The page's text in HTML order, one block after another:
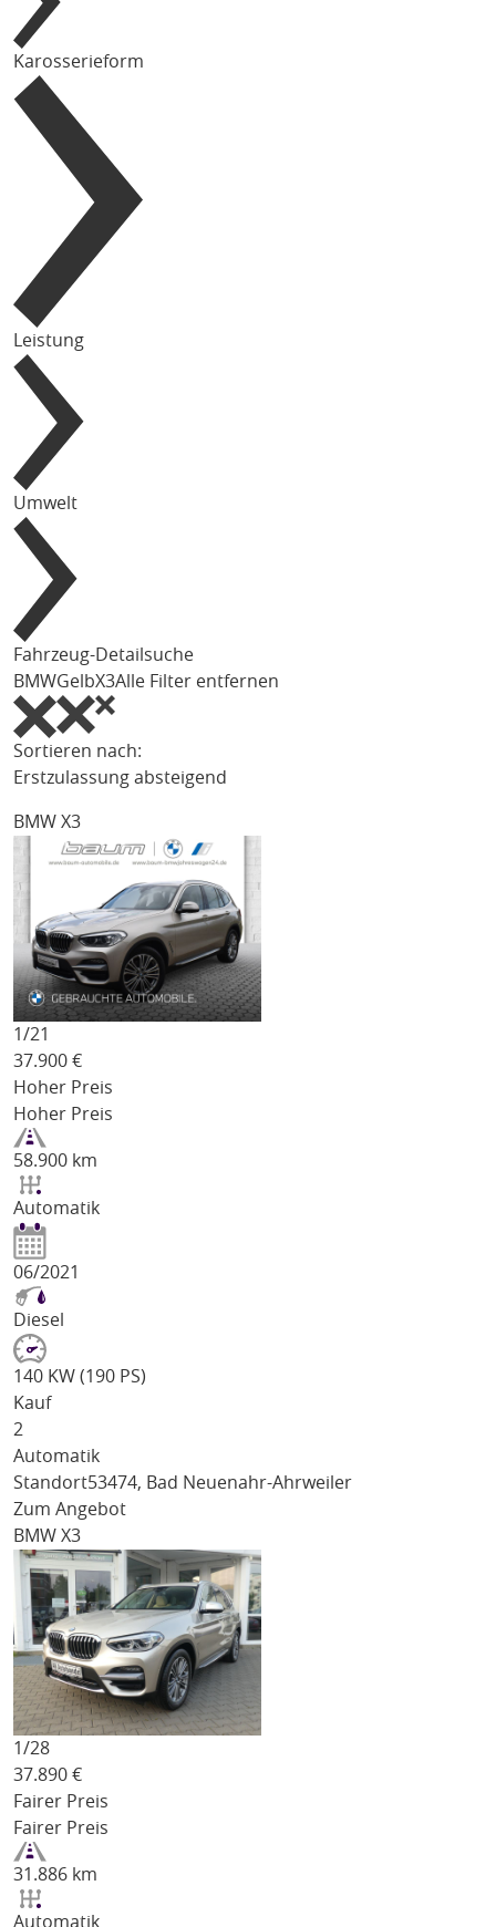
Karosserieform
Leistung
Umwelt
Fahrzeug-Detailsuche
BMWGelbX3Alle Filter entfernen
Sortieren nach:
Erstzulassung absteigend
BMW X3
1/21
37.900 €
Hoher Preis
Hoher Preis
58.900 km
Automatik
06/2021
Diesel
140 KW (190 PS)
Kauf
2
Automatik
Standort53474, Bad Neuenahr-Ahrweiler
Zum Angebot
BMW X3
1/28
37.890 €
Fairer Preis
Fairer Preis
31.886 km
Automatik